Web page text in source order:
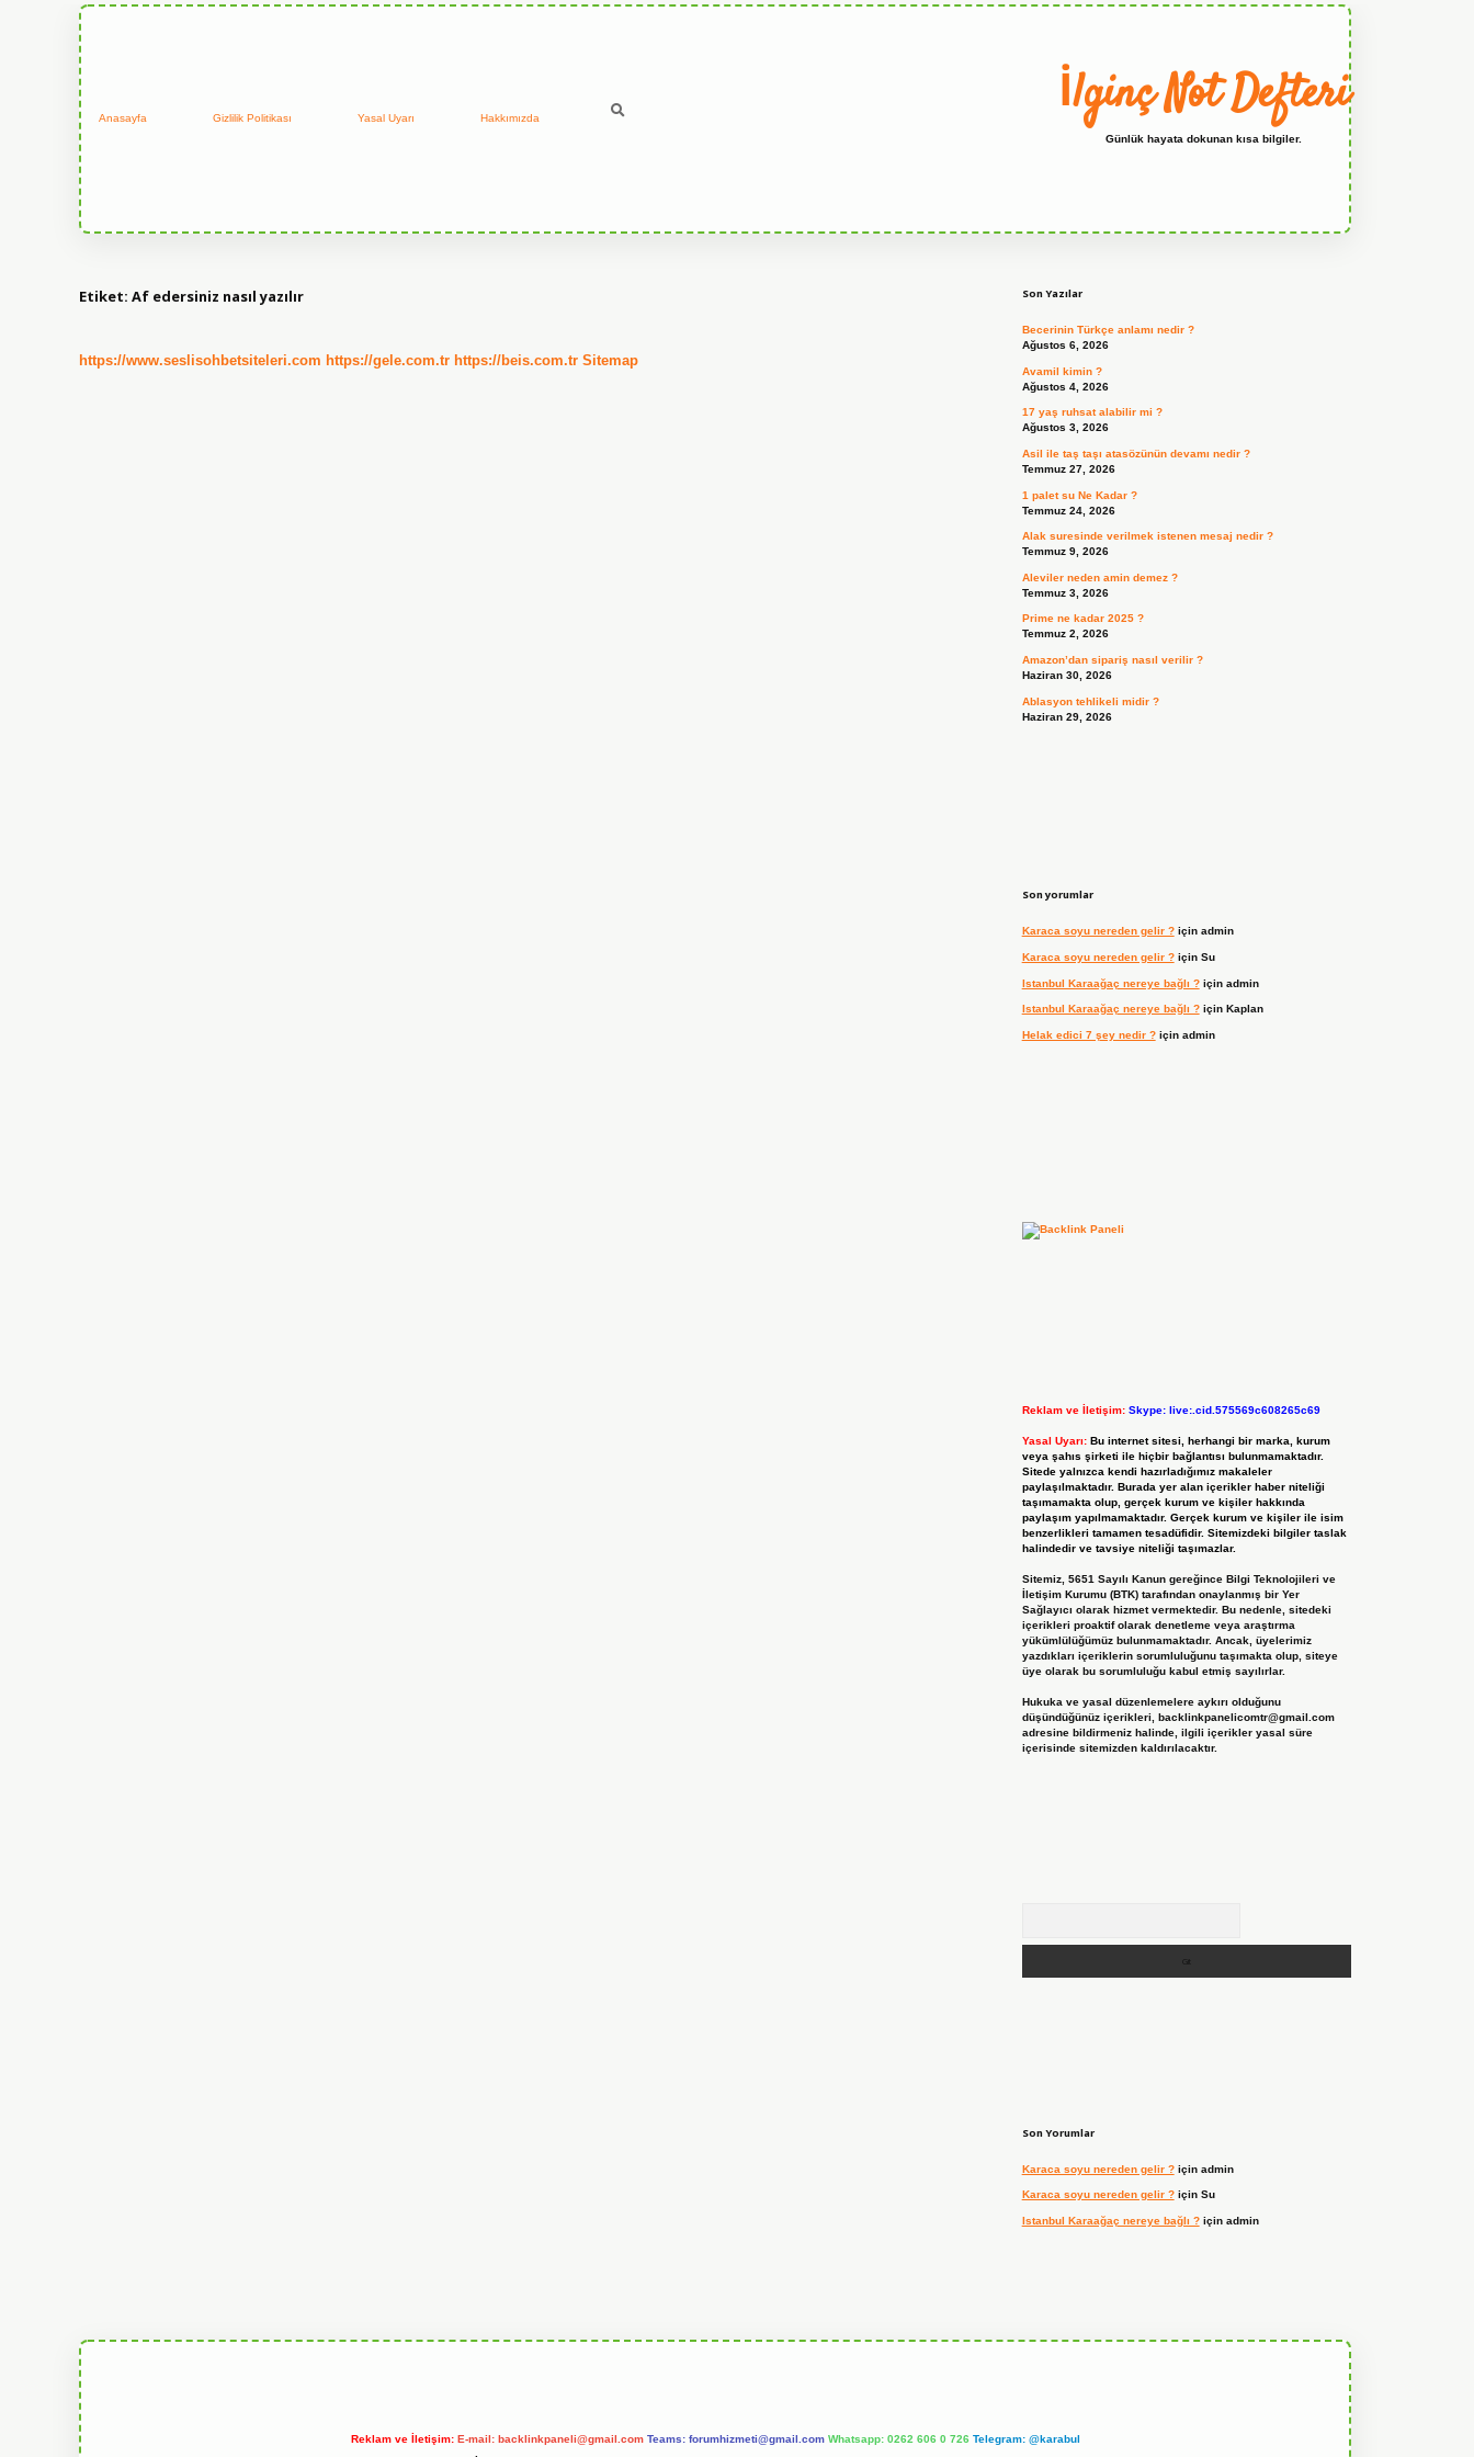
Anasayfa Gizlilik Politikası Yasal Uyarı Hakkımızda İlginç Not Defteri
Günlük hayata dokunan kısa bilgiler.
Etiket: Af edersiniz nasıl yazılır
https://www.seslisohbetsiteleri.com https://gele.com.tr https://beis.com.tr Sitemap
Son Yazılar
Becerinin Türkçe anlamı nedir ?
Ağustos 6, 2026
Avamil kimin ?
Ağustos 4, 2026
17 yaş ruhsat alabilir mi ?
Ağustos 3, 2026
Asil ile taş taşı atasözünün devamı nedir ?
Temmuz 27, 2026
1 palet su Ne Kadar ?
Temmuz 24, 2026
Alak suresinde verilmek istenen mesaj nedir ?
Temmuz 9, 2026
Aleviler neden amin demez ?
Temmuz 3, 2026
Prime ne kadar 2025 ?
Temmuz 2, 2026
Amazon’dan sipariş nasıl verilir ?
Haziran 30, 2026
Ablasyon tehlikeli midir ?
Haziran 29, 2026
Son yorumlar
Karaca soyu nereden gelir ?için admin
Karaca soyu nereden gelir ?için Su
Istanbul Karaağaç nereye bağlı ?için admin
Istanbul Karaağaç nereye bağlı ?için Kaplan
Helak edici 7 şey nedir ?için admin
Reklam ve İletişim: Skype: live:.cid.575569c608265c69
Yasal Uyarı: Bu internet sitesi, herhangi bir marka, kurum
veya şahıs şirketi ile hiçbir bağlantısı bulunmamaktadır.
Sitede yalnızca kendi hazırladığımız makaleler
paylaşılmaktadır. Burada yer alan içerikler haber niteliği
taşımamakta olup, gerçek kurum ve kişiler hakkında
paylaşım yapılmamaktadır. Gerçek kurum ve kişiler ile isim
benzerlikleri tamamen tesadüfidir. Sitemizdeki bilgiler taslak
halindedir ve tavsiye niteliği taşımazlar.
Sitemiz, 5651 Sayılı Kanun gereğince Bilgi Teknolojileri ve
İletişim Kurumu (BTK) tarafından onaylanmış bir Yer
Sağlayıcı olarak hizmet vermektedir. Bu nedenle, sitedeki
içerikleri proaktif olarak denetleme veya araştırma
yükümlülüğümüz bulunmamaktadır. Ancak, üyelerimiz
yazdıkları içeriklerin sorumluluğunu taşımakta olup, siteye
üye olarak bu sorumluluğu kabul etmiş sayılırlar.
Hukuka ve yasal düzenlemelere aykırı olduğunu
düşündüğünüz içerikleri, backlinkpanelicomtr@gmail.com
adresine bildirmeniz halinde, ilgili içerikler yasal süre
içerisinde sitemizden kaldırılacaktır.
Son Yorumlar
Karaca soyu nereden gelir ?için admin
Karaca soyu nereden gelir ?için Su
Istanbul Karaağaç nereye bağlı ?için admin
Reklam ve İletişim: E-mail: backlinkpaneli@gmail.com Teams: forumhizmeti@gmail.com Whatsapp: 0262 606 0 726 Telegram: @karabul